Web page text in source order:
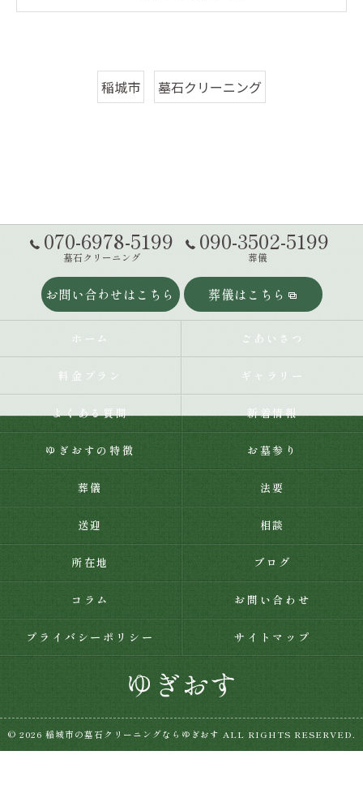
稲城市 墓石クリーニング
070-6978-5199
墓石クリーニング
090-3502-5199
葬儀
お問い合わせはこちら 葬儀はこちら
ホーム ごあいさつ
料金プラン ギャラリー
よくある質問 新着情報
ゆぎおすの特徴 お墓参り
葬儀 法要
送迎 相談
所在地 ブログ
コラム お問い合わせ
プライバシーポリシー サイトマップ
© 2026 稲城市の墓石クリーニングならゆぎおす ALL RIGHTS RESERVED.